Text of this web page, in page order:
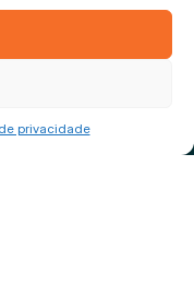
privacidade
18h